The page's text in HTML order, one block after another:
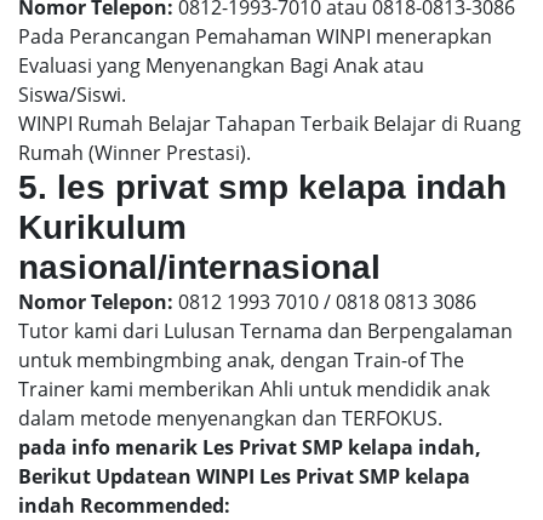
Nomor Telepon: 0812-1993-7010 atau 0818-0813-3086
Pada Perancangan Pemahaman WINPI menerapkan
Evaluasi yang Menyenangkan Bagi Anak atau
Siswa/Siswi.
WINPI Rumah Belajar Tahapan Terbaik Belajar di Ruang
Rumah (Winner Prestasi).
5. les privat smp kelapa indah
Kurikulum
nasional/internasional
Nomor Telepon: 0812 1993 7010 / 0818 0813 3086
Tutor kami dari Lulusan Ternama dan Berpengalaman
untuk membingmbing anak, dengan Train-of The
Trainer kami memberikan Ahli untuk mendidik anak
dalam metode menyenangkan dan TERFOKUS.
pada info menarik Les Privat SMP kelapa indah,
Berikut Updatean WINPI Les Privat SMP kelapa
indah Recommended: